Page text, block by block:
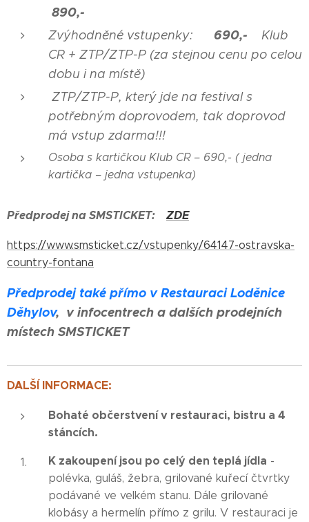
890,-
Zvýhodněné vstupenky: 690,-
Klub
CR + ZTP/ZTP-P (za stejnou cenu po celou
dobu i na místě)
ZTP/ZTP-P, který jde na festival s
potřebným doprovodem, tak doprovod
má vstup zdarma!!!
Osoba s kartičkou Klub CR – 690,- ( jedna
kartička – jedna vstupenka)
Předprodej na SMSTICKET: ZDE
https://www.smsticket.cz/vstupenky/64147-ostravska-
country-fontana
Předprodej také přímo v Restauraci Loděnice
Děhylov, v infocentrech a dalších prodejních
místech SMSTICKET
DALŠÍ INFORMACE:
Bohaté občerstvení v restauraci, bistru a 4
stáncích.
K zakoupení jsou po celý den teplá jídla -
polévka, guláš, žebra, grilované kuřecí čtvrtky
podávané ve velkém stanu. Dále grilované
klobásy a hermelín přímo z grilu. V restauraci je